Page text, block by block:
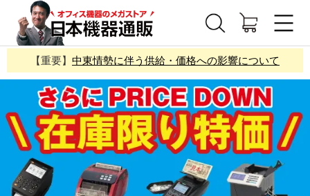
【重要】 中東情勢に伴う供給・価格への影響について